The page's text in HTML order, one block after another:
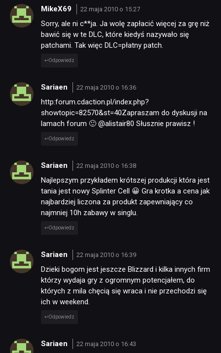
MikeX69 22 maja 2010 o 15:27
Sorry, ale ni c**ja. Ja wolę zapłacić więcej za grę niż
bawić się w te DLC, które kiedyś nazywało się
patchami. Tak więc DLC=płatny patch.
Odpowiedz
Sariaen 22 maja 2010 o 16:36
http:forum.cdaction.pl/index.php?
showtopic=82570&st=40Zapraszam do dyskusji na
lamach forum 🙂 @alistair80 Słusznie prawisz !
Odpowiedz
Sariaen 22 maja 2010 o 16:38
Najlepszym przykładem krótszej produkcji która jest
tania jest nowy Splinter Cell 😀 Gra krotka a cena jak
najbardziej liczona za produkt zapewniający co
najmniej 10h zabawy w singlu.
Odpowiedz
Sariaen 22 maja 2010 o 16:39
Dzieki bogom jest jeszcze Blizzard i kilka innych firm
którzy wydaja gry z ogromnym potencjałem, do
których z mila chęcią się wraca i nie przechodzi się
ich w weekend.
Odpowiedz
Sariaen 22 maja 2010 o 16:43